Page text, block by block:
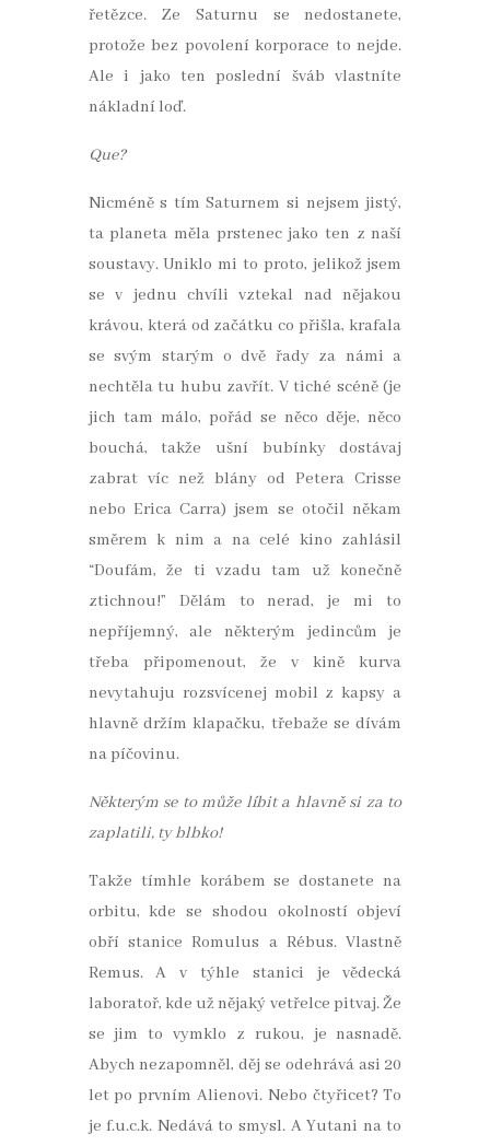
řetězce. Ze Saturnu se nedostanete,
protože bez povolení korporace to nejde.
Ale i jako ten poslední šváb vlastníte
nákladní loď.
Que?
Nicméně s tím Saturnem si nejsem jistý,
ta planeta měla prstenec jako ten z naší
soustavy. Uniklo mi to proto, jelikož jsem
se v jednu chvíli vztekal nad nějakou
krávou, která od začátku co přišla, krafala
se svým starým o dvě řady za námi a
nechtěla tu hubu zavřít. V tiché scéně (je
jich tam málo, pořád se něco děje, něco
bouchá, takže ušní bubínky dostávaj
zabrat víc než blány od Petera Crisse
nebo Erica Carra) jsem se otočil někam
směrem k nim a na celé kino zahlásil
“Doufám, že ti vzadu tam už konečně
ztichnou!” Dělám to nerad, je mi to
nepříjemný, ale některým jedincům je
třeba připomenout, že v kině kurva
nevytahuju rozsvícenej mobil z kapsy a
hlavně držím klapačku, třebaže se dívám
na píčovinu.
Některým se to může líbit a hlavně si za to
zaplatili, ty blbko!
Takže tímhle korábem se dostanete na
orbitu, kde se shodou okolností objeví
obří stanice Romulus a Rébus. Vlastně
Remus. A v týhle stanici je vědecká
laboratoř, kde už nějaký vetřelce pitvaj. Že
se jim to vymklo z rukou, je nasnadě.
Abych nezapomněl, děj se odehrává asi 20
let po prvním Alienovi. Nebo čtyřicet? To
je f.u.c.k. Nedává to smysl. A Yutani na to